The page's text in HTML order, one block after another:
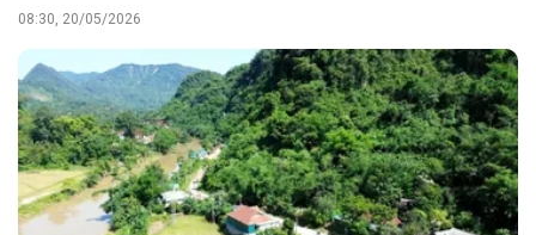
08:30, 20/05/2026